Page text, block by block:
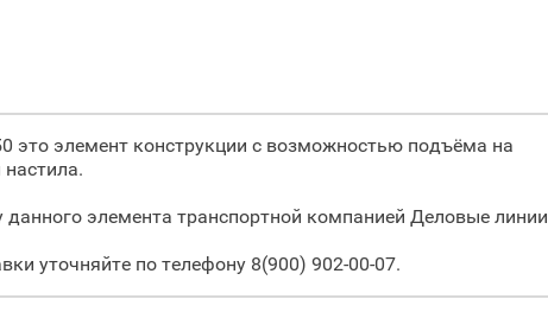
это элемент конструкции с возможностью подъёма на
элемента транспортной компанией Деловые линии
уточняйте по телефону 8(900) 902-00-07.